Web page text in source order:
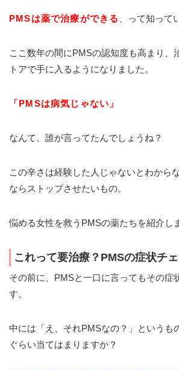
PMSは薬で治療ができる 、って知って
ここ数年の間にPMSの認知度も高まり、
トアで手に入るようになりました。
「PMSは病気じゃない」
なんて、誰が言ってたんでしょうね？
この辛さは経験した人じゃないとわから
ならストップさせたいもの。
悩める女性を救うPMSの薬たちを紹介し
これって要治療？PMSの症状チ
その前に、PMSと一口に言ってもその症
す。
中には「え、それPMSなの？」というも
ぐらい当てはまりますか？